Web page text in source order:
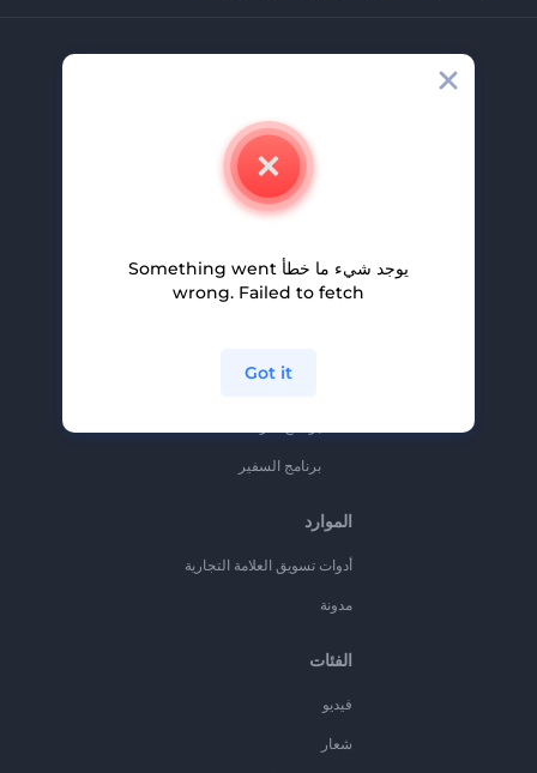
اتصل بنا
وظائف
برنامج الإحالة
سياسة الخصوصية
برنامج السفير
الموارد
أدوات تسويق العلامة التجارية
مدونة
الفئات
فيديو
شعار
يوجد شيء ما خطأ Something went
wrong. Failed to fetch
Got it